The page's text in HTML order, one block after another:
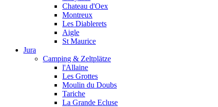
Chateau d'Oex
Montreux
Les Diablerets
Aigle
St Maurice
Jura
Camping & Zeltplätze
l'Allaine
Les Grottes
Moulin du Doubs
Tariche
La Grande Ecluse